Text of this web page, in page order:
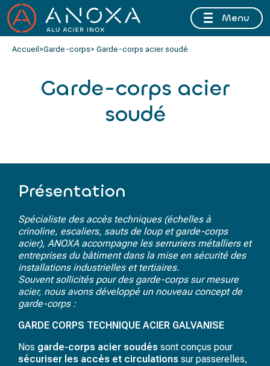
FERMETURE ESTIVALE DU 10 AU 16 AOÛT 2026 INCLUSMenu
Accueil >Garde-corps> Garde-corps acier soudé
Garde-corps acier
soudé
Présentation
Spécialiste des accès techniques (échelles à
crinoline, escaliers, sauts de loup et garde-corps
acier), ANOXA accompagne les serruriers métalliers et
entreprises du bâtiment dans la mise en sécurité des
installations industrielles et tertiaires.
Souvent sollicités pour des garde-corps sur mesure
acier, nous avons développé un nouveau concept de
garde-corps :
GARDE CORPS TECHNIQUE ACIER GALVANISE
Nos garde-corps acier soudés sont conçus pour
sécuriser les accès et circulations sur passerelles,